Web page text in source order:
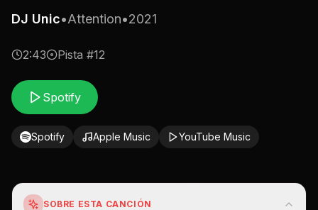
DJ Unic•Attention•2021
2:43 Pista #12
Spotify
Spotify Apple Music YouTube Music
SOBRE ESTA CANCIÓN